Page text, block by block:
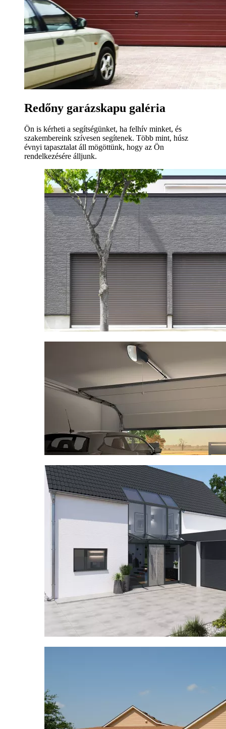
Redőny garázskapu galéria
Ön is kérheti a segítségünket, ha felhív minket, és
szakembereink szívesen segítenek. Több mint, húsz
évnyi tapasztalat áll mögöttünk, hogy az Ön
rendelkezésére álljunk.